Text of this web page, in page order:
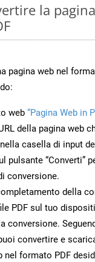
la
pagina web nel
web “Pagina Web in
della pagina web
casella di input
pulsante “Converti”
conversione.
della
PDF sul tuo
conversione.
convertire e
nel formato PDF